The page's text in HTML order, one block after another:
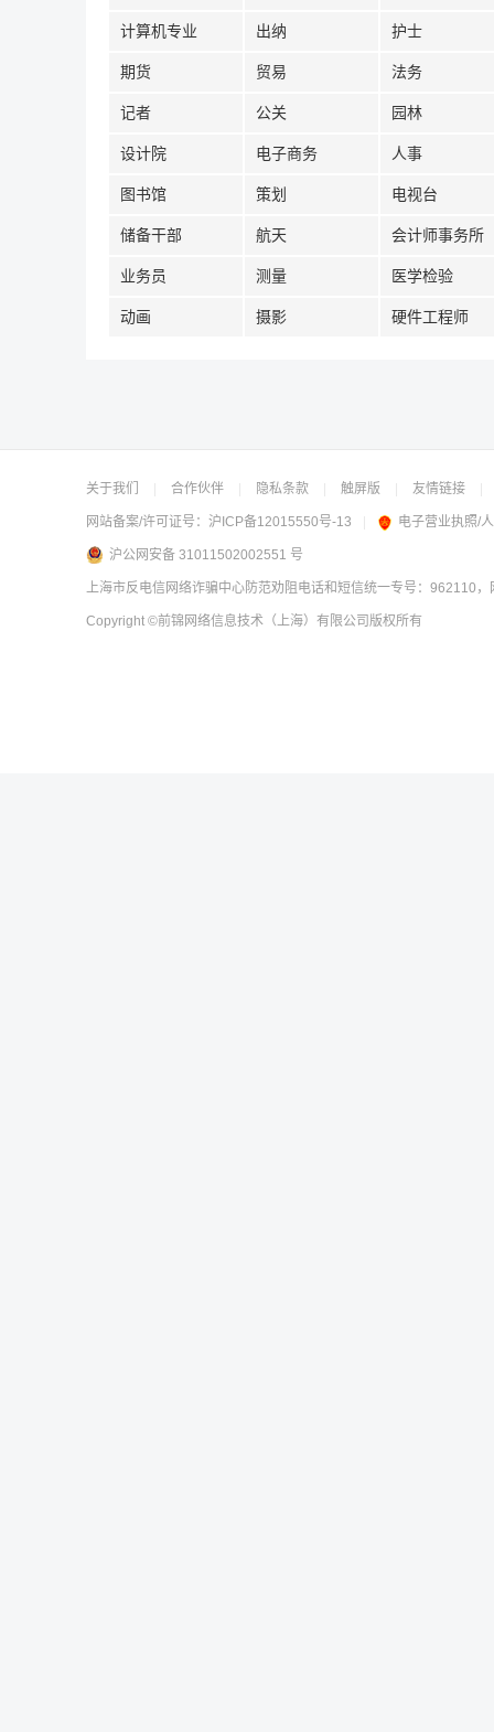
计算机专业 出纳 护士
期货 贸易 法务
记者 公关 园林
设计院 电子商务 人事
图书馆 策划 电视台
储备干部 航天 会计师事务所
业务员 测量 医学检验
动画 摄影 硬件工程师
关于我们 合作伙伴 隐私条款 触屏版 友情链接
网站备案/许可证号： 沪ICP备12015550号-13 电子营业执照/
沪公网安备 31011502002551 号
上海市反电信网络诈骗中心防范劝阻电话和短信统一专号：962110
Copyright ©前锦网络信息技术（上海）有限公司 版权所有